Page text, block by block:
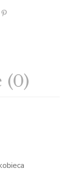
(0)